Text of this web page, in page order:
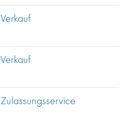
Verkauf
Verkauf
Zulassungsservice